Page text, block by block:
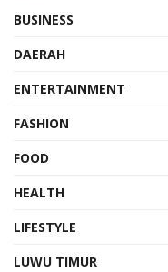
BUSINESS
DAERAH
ENTERTAINMENT
FASHION
FOOD
HEALTH
LIFESTYLE
LUWU TIMUR